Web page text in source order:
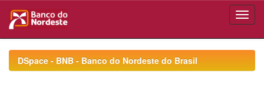
navigationDSpace - BNB - Banco do Nordeste do Brasil